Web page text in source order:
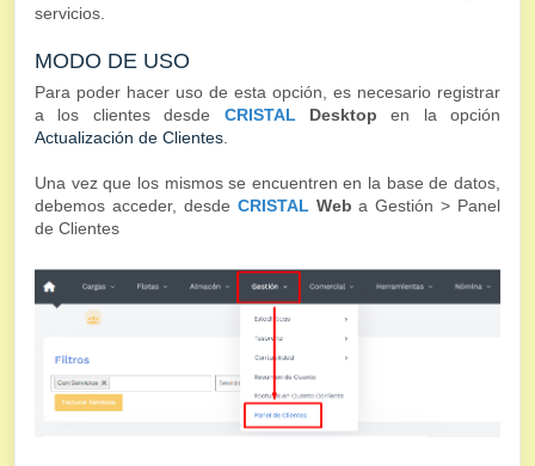
servicios.
MODO DE USO
Para poder hacer uso de esta opción, es necesario registrar
a los clientes desde CRISTAL Desktop en la opción
Actualización de Clientes
Una vez que los mismos se encuentren en la base de datos,
debemos acceder, desde CRISTAL Web a Gestión > Panel
de Clientes